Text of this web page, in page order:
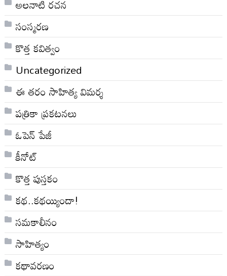
అలనాటి రచన
సంస్మరణ
కొత్త కవిత్వం
Uncategorized
ఈ తరం సాహిత్య విమర్శ
పత్రికా ప్రకటనలు
ఓపెన్ పేజీ
కీనోట్
కొత్త పుస్తకం
కథ..కథయ్యిందా!
సమకాలీనం
సాహిత్యం
కథావరణం